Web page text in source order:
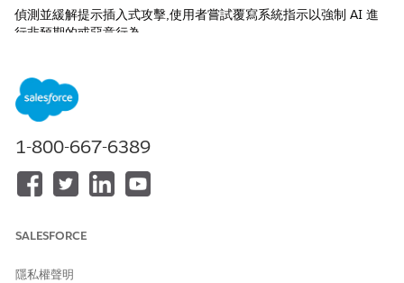
偵測並緩解提示插入式攻擊,使用者嘗試覆寫系統指示以強制 AI 進
行非預期的或惡意行為。
監視提示旅程以識別衝突模式,例如「忽略先前的指示」或「系統覆
寫」指令,並在抵達 LLM 之前封鎖或標記要求。
建議組態
在 Einstein Trust 圖層設定中啟用「提示插入偵測」。確定已啟用
安全性影響
防止使用者重新程式設計 AI 來洩露內部資料、產生禁止的內容,或
1-800-667-6389
SALESFORCE
隱私權聲明